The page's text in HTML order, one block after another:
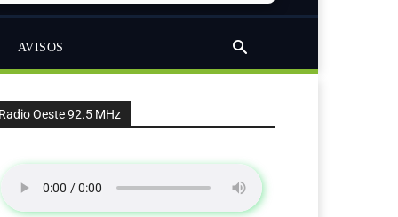
AVISOS
Radio Oeste 92.5 MHz